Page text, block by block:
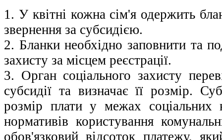
1. У квітні кожна сім'я одержить
звернення за субсидією.
2. Бланки необхідно заповнити та
захисту за місцем реєстрації.
3. Орган соціального захисту
субсидії та визначає її розмір.
розмір плати у межах соціальних
нормативів користування
обов'язковий відсоток платежу,